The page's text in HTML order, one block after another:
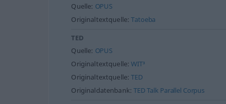
Quelle: OPUS
Originaltextquelle:Tatoeba
TED
Quelle: OPUS
Originaltextquelle:WIT³
Originaltextquelle:TED
Originaldatenbank:TED Talk Parallel Corpus